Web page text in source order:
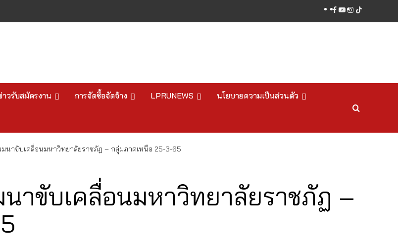
facebook
youtube
instagram
tiktok
าวรับสมัครงาน การจัดซื้อจัดจ้าง LPRUNEWS นโยบายความเป็นส่วนตัว
นาขับเคลื่อนมหาวิทยาลัยราชภัฏ – กลุ่มภาคเหนือ 25-3-65
าขับเคลื่อนมหาวิทยาลัยราชภัฏ –